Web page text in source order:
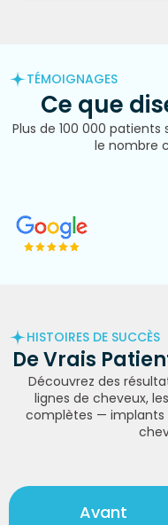
TÉMOIGNAGES
Ce que
Plus de 100 000
le nombre
HISTOIRES DE SUCCÈS
De Vrais
Découvrez des
lignes de cheveux,
complètes —
Avant